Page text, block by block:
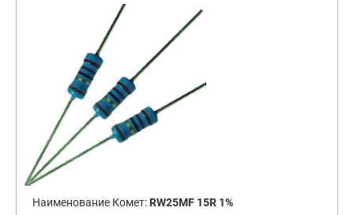
Наименование Комет: RW25MF 15R 1%